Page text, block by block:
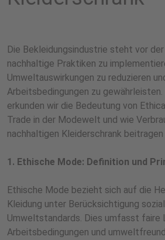
Die Bekleidungsindustrie steht vor
nachhaltige Praktiken zu
Umweltauswirkungen zu reduzieren
Arbeitsbedingungen zu
erkunden wir die Bedeutung von
Trade in der Modewelt und wie
nachhaltigen Kleiderschrank beitragen
1. Ethische Mode: Definition und
Ethische Mode bezieht sich auf die
Kleidung unter Berücksichtigung
Umweltstandards. Dies umfasst faire
Arbeitsbedingungen und